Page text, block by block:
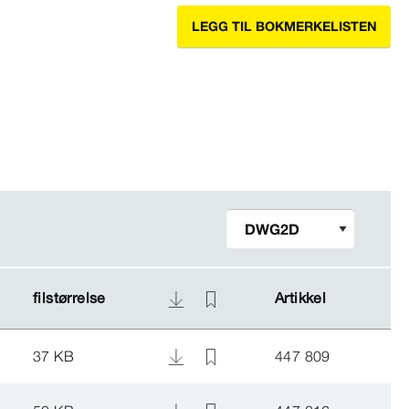
LEGG TIL BOKMERKELISTEN
filstørrelse Artikkel
filstørrelse Artikkel
37 KB 447 809